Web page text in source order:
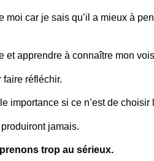
car je sais qu’il a mieux à
et apprendre à connaître mon
faire réfléchir.
importance si ce n’est de
jamais.
trop au sérieux.